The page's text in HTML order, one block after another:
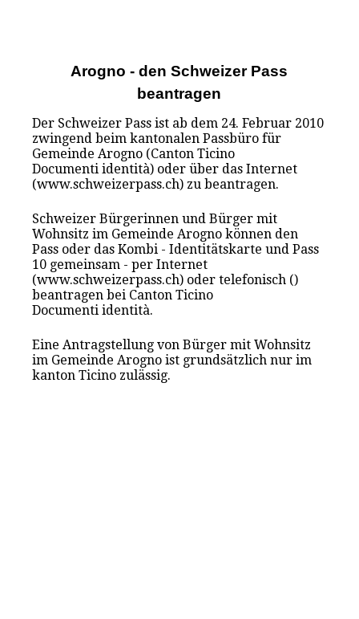
Arogno - den Schweizer Pass
beantragen
Der Schweizer Pass ist ab dem 24. Februar 2010
zwingend beim kantonalen Passbüro für
Gemeinde Arogno (Canton Ticino
Documenti identità) oder über das Internet
(www.schweizerpass.ch) zu beantragen.
Schweizer Bürgerinnen und Bürger mit
Wohnsitz im Gemeinde Arogno können den
Pass oder das Kombi - Identitätskarte und Pass
10 gemeinsam - per Internet
(www.schweizerpass.ch) oder telefonisch ()
beantragen bei Canton Ticino
Documenti identità.
Eine Antragstellung von Bürger mit Wohnsitz
im Gemeinde Arogno ist grundsätzlich nur im
kanton Ticino zulässig.